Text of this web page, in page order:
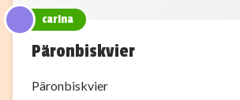
carina
Päronbiskvier
Päronbiskvier